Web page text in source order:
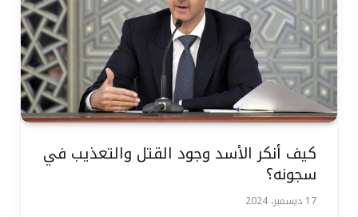
كيف أنكر الأسد وجود القتل والتعذيب في
سجونه؟
17 ديسمبر، 2024